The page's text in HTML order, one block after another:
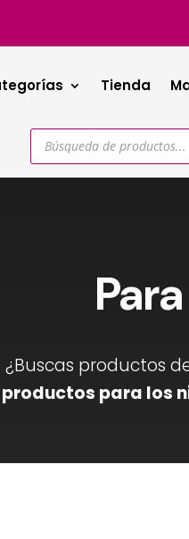
Tienda
Búsqueda
productos
¿Buscas productos
para los